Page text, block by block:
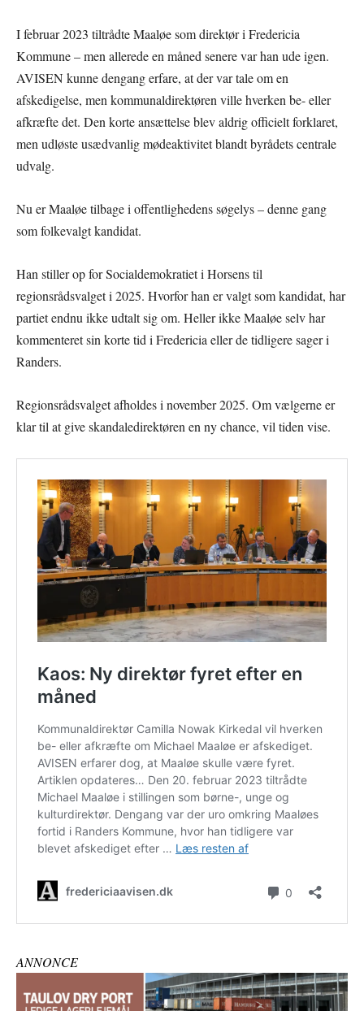
I februar 2023 tiltrådte Maaløe som direktør i Fredericia
Kommune – men allerede en måned senere var han ude igen.
AVISEN kunne dengang erfare, at der var tale om en
afskedigelse, men kommunaldirektøren ville hverken be- eller
afkræfte det. Den korte ansættelse blev aldrig officielt forklaret,
men udløste usædvanlig mødeaktivitet blandt byrådets centrale
udvalg.
Nu er Maaløe tilbage i offentlighedens søgelys – denne gang
som folkevalgt kandidat.
Han stiller op for Socialdemokratiet i Horsens til
regionsrådsvalget i 2025. Hvorfor han er valgt som kandidat, har
partiet endnu ikke udtalt sig om. Heller ikke Maaløe selv har
kommenteret sin korte tid i Fredericia eller de tidligere sager i
Randers.
Regionsrådsvalget afholdes i november 2025. Om vælgerne er
klar til at give skandaledirektøren en ny chance, vil tiden vise.
ANNONCE